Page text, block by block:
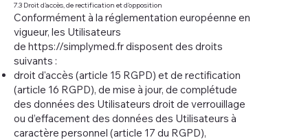
7.3 Droit d’accès, de rectification et d’opposition
Conformément à la réglementation européenne en
vigueur, les Utilisateurs
de https://simplymed.frdisposent des droits
suivants :
droit d'accès (article 15 RGPD) et de rectification
(article 16 RGPD), de mise à jour, de complétude
des données des Utilisateurs droit de verrouillage
ou d’effacement des données des Utilisateurs à
caractère personnel (article 17 du RGPD),